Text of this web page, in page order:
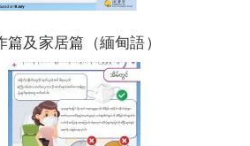
及家居篇（緬甸語）